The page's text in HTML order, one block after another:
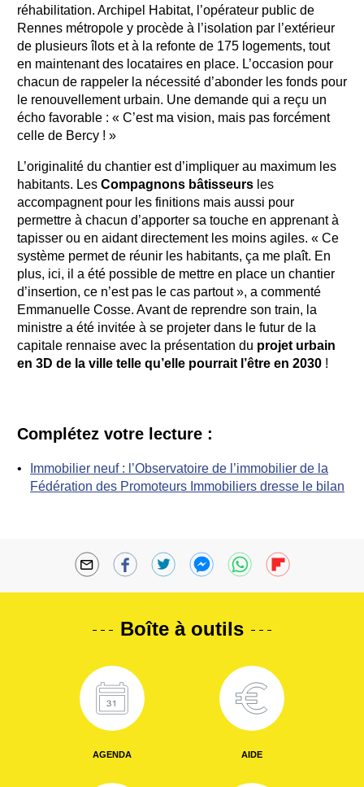
réhabilitation. Archipel Habitat, l’opérateur public de
Rennes métropole y procède à l’isolation par l’extérieur
de plusieurs îlots et à la refonte de 175 logements, tout
en maintenant des locataires en place. L’occasion pour
chacun de rappeler la nécessité d’abonder les fonds pour
le renouvellement urbain. Une demande qui a reçu un
écho favorable : « C’est ma vision, mais pas forcément
celle de Bercy ! »
L’originalité du chantier est d’impliquer au maximum les
habitants. Les Compagnons bâtisseurs les
accompagnent pour les finitions mais aussi pour
permettre à chacun d’apporter sa touche en apprenant à
tapisser ou en aidant directement les moins agiles. « Ce
système permet de réunir les habitants, ça me plaît. En
plus, ici, il a été possible de mettre en place un chantier
d’insertion, ce n’est pas le cas partout », a commenté
Emmanuelle Cosse. Avant de reprendre son train, la
ministre a été invitée à se projeter dans le futur de la
capitale rennaise avec la présentation du projet urbain
en 3D de la ville telle qu’elle pourrait l’être en 2030 !
Complétez votre lecture :
Immobilier neuf : l’Observatoire de l’immobilier de la
Fédération des Promoteurs Immobiliers dresse le bilan
Boîte à outils
AGENDA AIDE